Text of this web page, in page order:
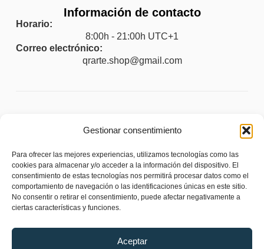
Gestionar consentimiento
Para ofrecer las mejores experiencias, utilizamos tecnologías como las
cookies para almacenar y/o acceder a la información del dispositivo. El
consentimiento de estas tecnologías nos permitirá procesar datos como el
comportamiento de navegación o las identificaciones únicas en este sitio.
No consentir o retirar el consentimiento, puede afectar negativamente a
ciertas características y funciones.
Aceptar
Información de contacto
Horario:
8:00h - 21:00h UTC+1
Correo electrónico:
qrarte.shop@gmail.com
Política de privacidad
Política de cookies (UE)
Política de envíos y devoluciones